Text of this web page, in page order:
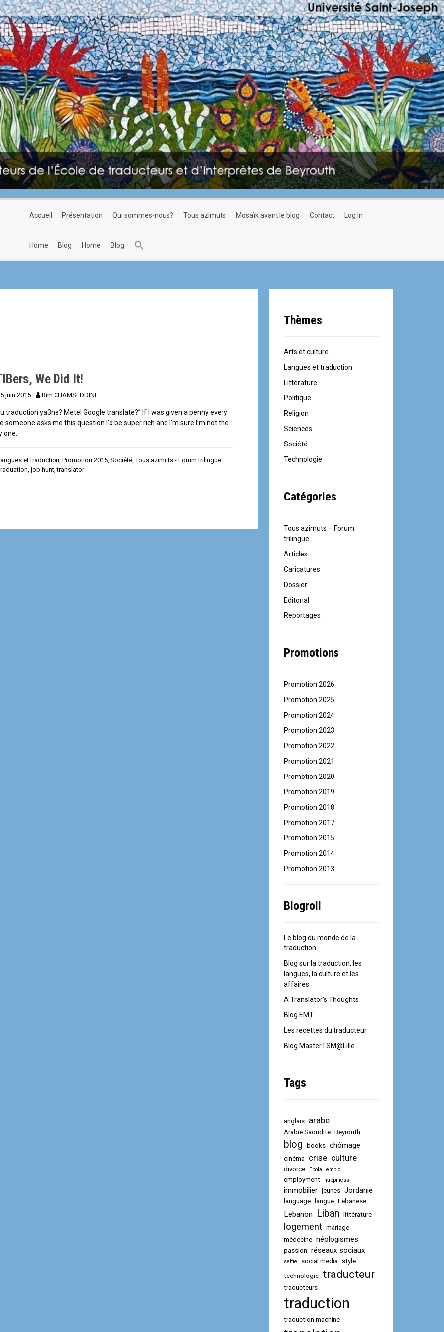
accueil présentation qui sommes-nous? tous azimuts mosaïk avant le blog contact log in
home blog home blog
We Did It!
juin 2015 Rim CHAMSEDDINE
traduction ya3ne? Metel Google translate?” If I was given a penny every
someone asks me this question I’d be super rich and I’m sure I’m not the
one.
et traduction,Promotion 2015,Société,Tous azimuts - Forum trilingue
,job hunt,translator
Thèmes
Arts et culture
Langues et traduction
Littérature
Politique
Religion
Sciences
Société
Technologie
Catégories
Tous azimuts – Forum
trilingue
Articles
Caricatures
Dossier
Editorial
Reportages
Promotions
Promotion 2026
Promotion 2025
Promotion 2024
Promotion 2023
Promotion 2022
Promotion 2021
Promotion 2020
Promotion 2019
Promotion 2018
Promotion 2017
Promotion 2015
Promotion 2014
Promotion 2013
Blogroll
Le blog du monde de la
traduction
Blog sur la traduction, les
langues, la culture et les
affaires
A Translator's Thoughts
Blog EMT
Les recettes du traducteur
Blog MasterTSM@Lille
Tags
anglais arabe
Arabie Saoudite Beyrouth
blog books chômage
cinéma crise culture
divorce Ebola emploi
employment happiness
immobilier jeunes Jordanie
language langue Lebanese
Lebanon Liban littérature
logement mariage
médecine néologismes
passion réseaux sociaux
selfie social media style
technologie traducteur
traducteurs
traduction
traduction machine